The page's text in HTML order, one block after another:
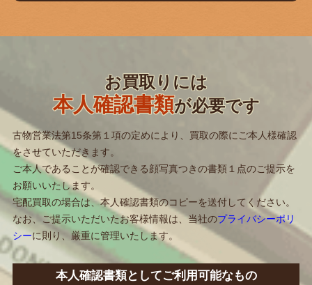
お買取りには
本人確認書類が必要です
古物営業法第15条第１項の定めにより、買取の際にご本人様確認
をさせていただきます。
ご本人であることが確認できる顔写真つきの書類１点のご提示を
お願いいたします。
宅配買取の場合は、本人確認書類のコピーを送付してください。
なお、ご提示いただいたお客様情報は、当社のプライバシーポリ
シーに則り、厳重に管理いたします。
本人確認書類としてご利用可能なもの